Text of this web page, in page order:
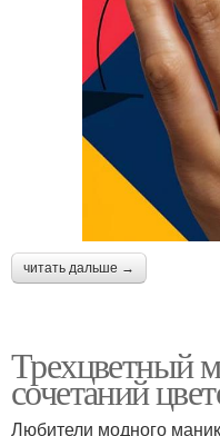
читать дальше →
Трехцветный
сочетаний
Любители модного